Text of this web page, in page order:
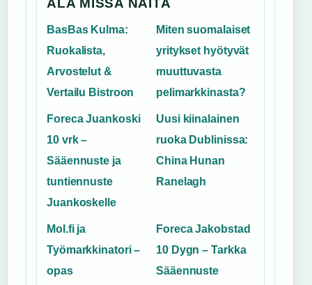
ALA MISSA NAITA
BasBas Kulma:
Ruokalista,
Arvostelut &
Vertailu Bistroon
Miten suomalaiset
yritykset hyötyvät
muuttuvasta
pelimarkkinasta?
Foreca Juankoski
10 vrk –
Sääennuste ja
tuntiennuste
Juankoskelle
Uusi kiinalainen
ruoka Dublinissa:
China Hunan
Ranelagh
Mol.fi ja
Työmarkkinatori –
opas
Foreca Jakobstad
10 Dygn – Tarkka
Sääennuste